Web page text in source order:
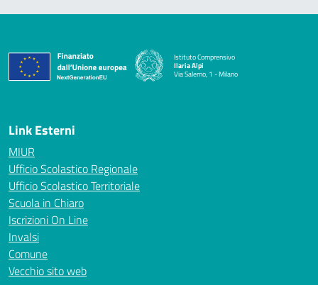
Istituto Comprensivo
Ilaria Alpi
Via Salerno, 1 - Milano
— Visita la pagina iniziale della scuola
Link Esterni
MIUR
Ufficio Scolastico Regionale
Ufficio Scolastico Territoriale
Scuola in Chiaro
Iscrizioni On Line
Invalsi
Comune
Vecchio sito web